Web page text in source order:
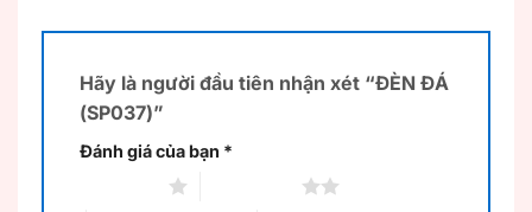
Hãy là người đầu tiên nhận xét “ĐÈN ĐÁ
(SP037)”
Đánh giá của bạn *